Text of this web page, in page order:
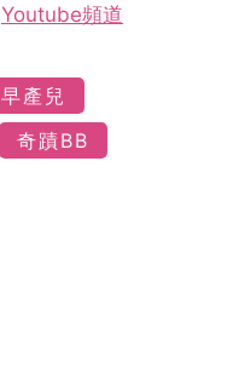
Youtube頻道
早產兒
奇蹟BB